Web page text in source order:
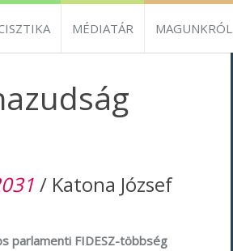
MÉDIATÁR MAGUNKRÓL
/ Katona József
parlamenti FIDESZ-többség